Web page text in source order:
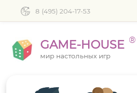
8 (495) 204-17-53
GAME-HOUSE ®
мир настольных игр